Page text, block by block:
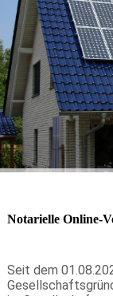
Notarielle Online-
Seit dem